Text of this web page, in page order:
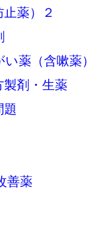
薬）２
薬（含嗽薬）
製剤・生薬
題
善薬